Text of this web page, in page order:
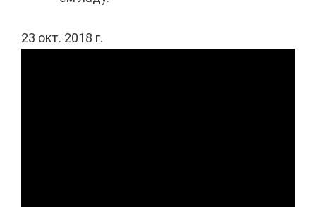
23 окт. 2018 г.